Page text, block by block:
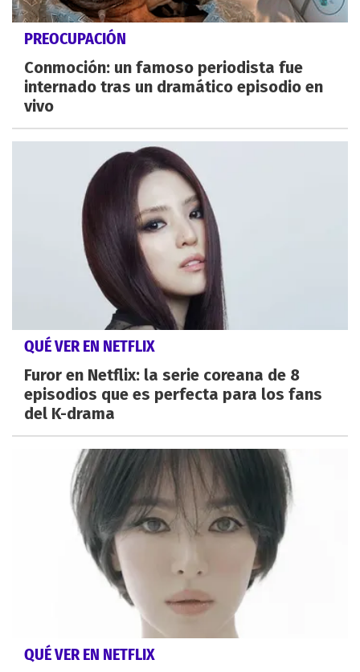
PREOCUPACIÓN
Conmoción: un famoso periodista fue
internado tras un dramático episodio en
vivo
QUÉ VER EN NETFLIX
Furor en Netflix: la serie coreana de 8
episodios que es perfecta para los fans
del K-drama
QUÉ VER EN NETFLIX